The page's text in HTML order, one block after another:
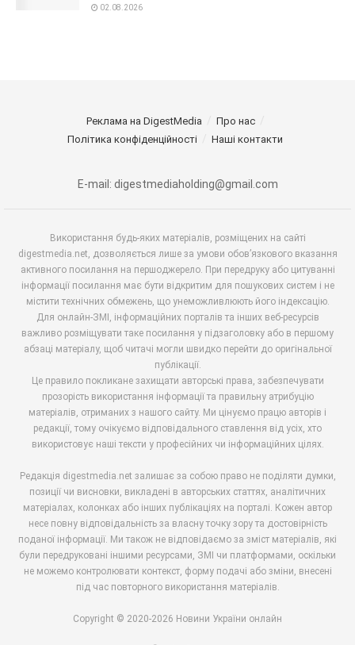
02.08.2026
Реклама на DigestMedia
Про нас
Політика конфіденційності
Наші контакти
E-mail: digestmediaholding@gmail.com
Використання будь-яких матеріалів, розміщених на сайті
digestmedia.net, дозволяється лише за умови обов’язкового вказання
активного посилання на першоджерело. При передруку або цитуванні
інформації посилання має бути відкритим для пошукових систем і не
містити технічних обмежень, що унеможливлюють його індексацію.
Для онлайн-ЗМІ, інформаційних порталів та інших веб-ресурсів
важливо розміщувати таке посилання у підзаголовку або в першому
абзаці матеріалу, щоб читачі могли швидко перейти до оригінальної
публікації.
Це правило покликане захищати авторські права, забезпечувати
прозорість використання інформації та правильну атрибуцію
матеріалів, отриманих з нашого сайту. Ми цінуємо працю авторів і
редакції, тому очікуємо відповідального ставлення від усіх, хто
використовує наші тексти у професійних чи інформаційних цілях.
Редакція digestmedia.net залишає за собою право не поділяти думки,
позиції чи висновки, викладені в авторських статтях, аналітичних
матеріалах, колонках або інших публікаціях на порталі. Кожен автор
несе повну відповідальність за власну точку зору та достовірність
поданої інформації. Ми також не відповідаємо за зміст матеріалів, які
були передруковані іншими ресурсами, ЗМІ чи платформами, оскільки
не можемо контролювати контекст, форму подачі або зміни, внесені
під час повторного використання матеріалів.
Copyright © 2020-2026 Новини України онлайн